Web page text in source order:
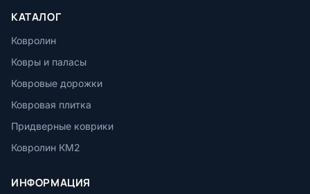
КАТАЛОГ
Ковролин
Ковры и паласы
Ковровые дорожки
Ковровая плитка
Придверные коврики
Ковролин КМ2
ИНФОРМАЦИЯ